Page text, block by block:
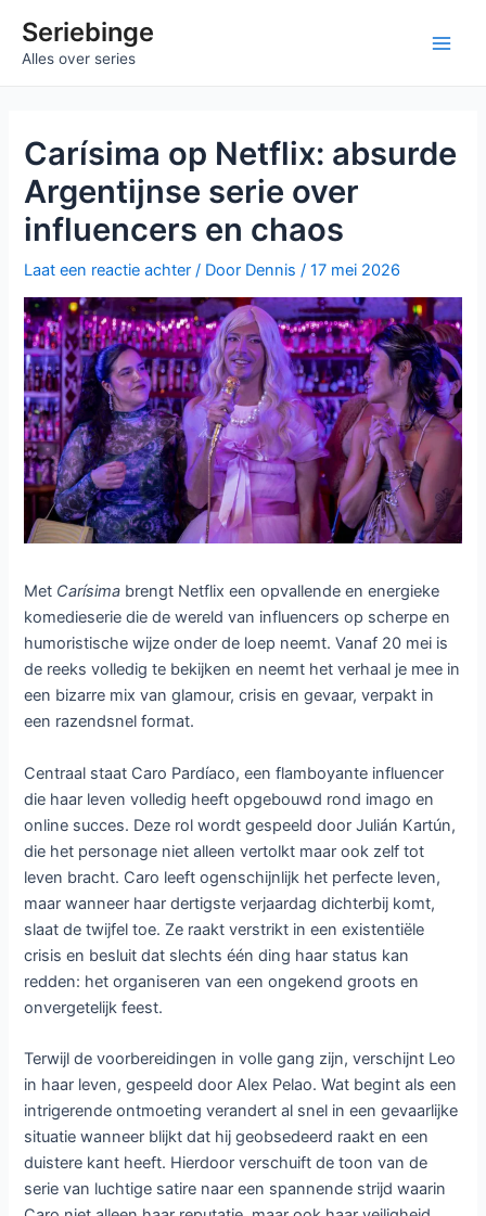
naarSeriebinge
Alles over series
Carísima op Netflix: absurde
Argentijnse serie over
influencers en chaos
Laat een reactie achter / DoorDennis/17 mei 2026
Met Carísima brengt Netflix een opvallende en energieke
komedieserie die de wereld van influencers op scherpe en
humoristische wijze onder de loep neemt. Vanaf 20 mei is
de reeks volledig te bekijken en neemt het verhaal je mee in
een bizarre mix van glamour, crisis en gevaar, verpakt in